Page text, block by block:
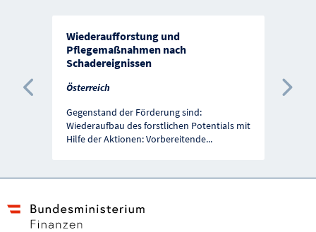
Wiederaufforstung und
Pflegemaßnahmen nach
Schadereignissen
Österreich
Gegenstand der Förderung sind:
Wiederaufbau des forstlichen Potentials mit
Hilfe der Aktionen: Vorbereitende...
Vorherige Förderung